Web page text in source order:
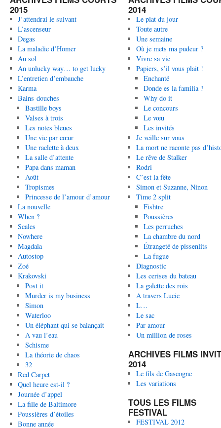
2015
J’attendrai le suivant
L’ascenseur
Degas
La maladie d’Homer
Au sol
An unlucky way… to get lucky
L’entretien d’embauche
Karma
Bains-douches
Bastille boys
Valses à trois
Les notes bleues
Une vie par cœur
Une raclette à deux
La salle d’attente
Papa dans maman
Août
Tropismes
Princesse de l’amour d’amour
La nouvelle
When ?
Scales
Nowhere
Magdala
Autostop
Zoé
Krakovski
Post it
Murder is my business
Simon
Waterloo
Un éléphant qui se balançait
A vau l’eau
Schisme
La théorie de chaos
32
Red Carpet
Quel heure est-il ?
Journée d’appel
La fille de Baltimore
Poussières d’étoiles
Bonne année
2014
Le plat du jour
Toute autre
Une semaine
Où je mets ma pudeur ?
Vivre sa vie
Papiers, s’il vous plait !
Enchanté
Donde es la familia ?
Why do it
Le concours
Le vœu
Les invités
Je veille sur vous
La mort ne raconte pas
Le rêve de Stalker
Rodri
C’est la fête
Simon et Suzanne, Ninon
Time 2 split
Fishtre
Poussières
Les perruches
La chambre du nord
Étrangeté de pissenlits
La fugue
Diagnostic
Les cerises du bateau
La galette des rois
A travers Lucie
L…
Le sac
Par amour
Un million de roses
ARCHIVES FILMS
2014
Le fils de Gascogne
Les variations
TOUS LES FILMS
FESTIVAL
FESTIVAL 2012